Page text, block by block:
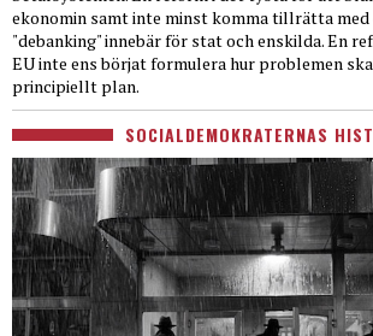
ekonomin samt inte minst komma tillrätta
"debanking" innebär för stat och enskilda. En
EU inte ens börjat formulera hur problemen
principiellt plan.
SOCIALDEMOKRATERNAS